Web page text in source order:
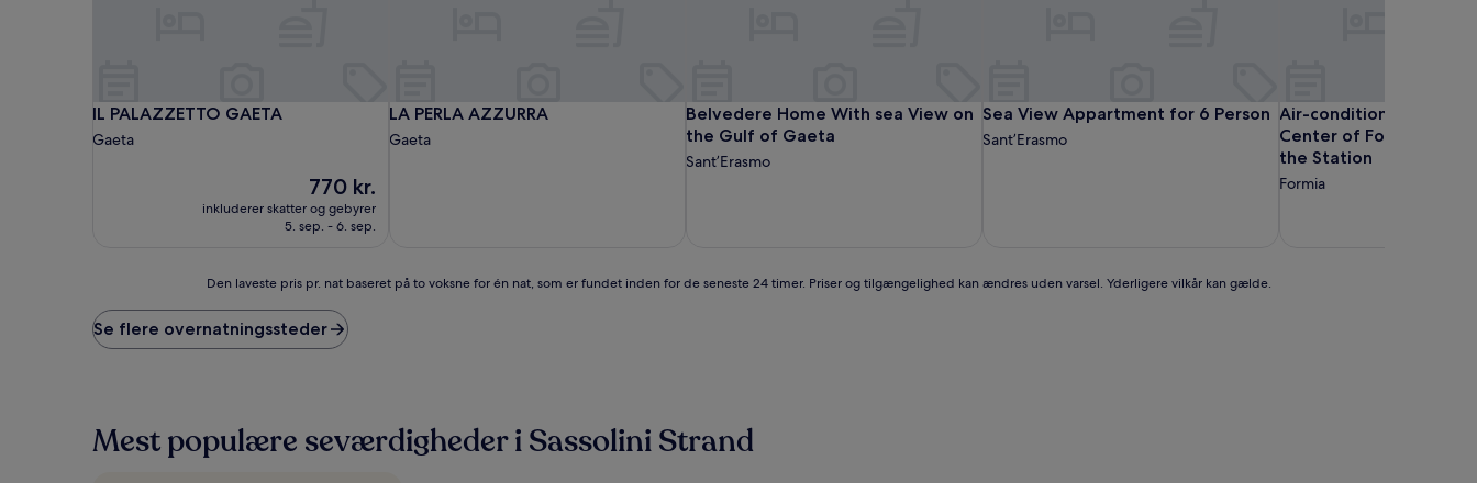
IL PALAZZETTO GAETA
IL PALAZZETTO GAETA
Gaeta
Prisen
er
770 kr.
770 kr.
inkluderer skatter og gebyrer
5. sep. - 6. sep.
LA PERLA AZZURRA
LA PERLA AZZURRA
Gaeta
Belvedere Home With sea View on
the Gulf of Gaeta
Belvedere Home With sea View on the Gulf of Gaeta
Sant’Erasmo
Sea View Appartment for 6 Person
Sea View Appartment for 6 Person
Sant’Erasmo
Air-conditioned
Center of Formia 400
the Station
Air-conditioned
Formia
pris
pr.
voksne
Den laveste pris pr. nat baseret på to voksne for én nat, som er fundet inden for de seneste 24 timer. Priser og tilgængelighed kan ændres uden varsel. Yderligere vilkår kan gælde.
Se flere overnatningssteder
Mest populære seværdigheder i Sassolini Strand